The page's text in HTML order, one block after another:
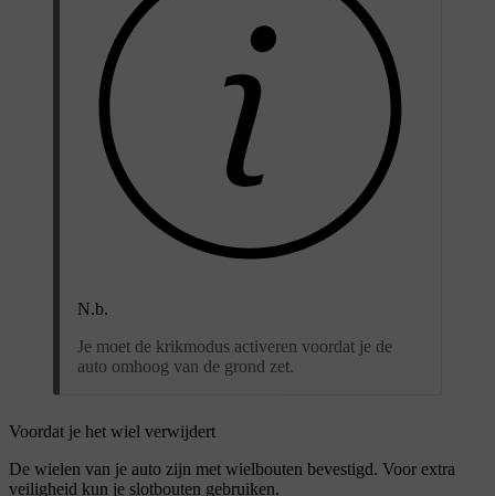
N.b.
Je moet de krikmodus activeren voordat je de
auto omhoog van de grond zet.
Voordat je het wiel verwijdert
De wielen van je auto zijn met wielbouten bevestigd. Voor extra
veiligheid kun je slotbouten gebruiken.